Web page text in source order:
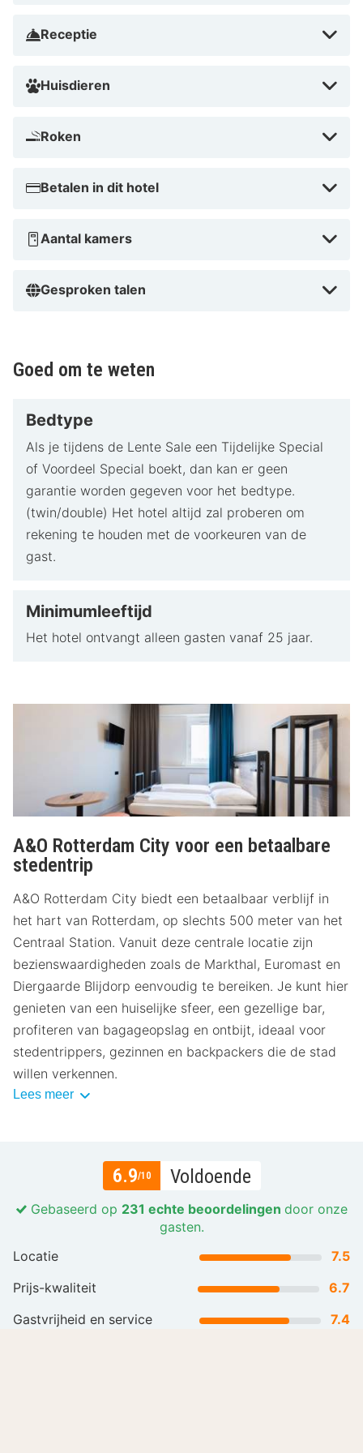
bagageopslag.
Receptie
Huisdieren
Roken
Betalen in dit hotel
Aantal kamers
Gesproken talen
Goed om te weten
Bedtype
Als je tijdens de Lente Sale een Tijdelijke Special
of Voordeel Special boekt, dan kan er geen
garantie worden gegeven voor het bedtype.
(twin/double) Het hotel altijd zal proberen om
rekening te houden met de voorkeuren van de
gast.
Minimumleeftijd
Het hotel ontvangt alleen gasten vanaf 25 jaar.
A&O Rotterdam City voor een betaalbare
stedentrip
A&O Rotterdam City biedt een betaalbaar verblijf in
het hart van Rotterdam, op slechts 500 meter van het
Centraal Station. Vanuit deze centrale locatie zijn
bezienswaardigheden zoals de Markthal, Euromast en
Diergaarde Blijdorp eenvoudig te bereiken. Je kunt hier
genieten van een huiselijke sfeer, een gezellige bar,
profiteren van bagageopslag en ontbijt, ideaal voor
stedentrippers, gezinnen en backpackers die de stad
willen verkennen.
Lees meer
6.9/10 Voldoende
Gebaseerd op 231 echte beoordelingen door onze
gasten.
Locatie
7.5
Prijs-kwaliteit
6.7
Gastvrijheid en service
7.4